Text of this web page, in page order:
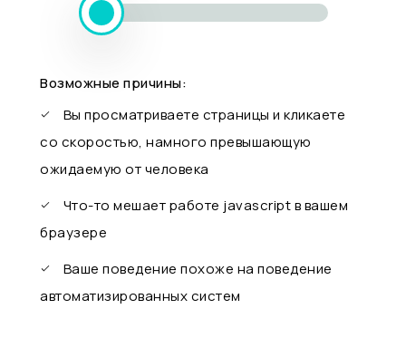
Возможные причины:
Вы просматриваете страницы и кликаете
со скоростью, намного превышающую
ожидаемую от человека
Что-то мешает работе javascript в вашем
браузере
Ваше поведение похоже на поведение
автоматизированных систем